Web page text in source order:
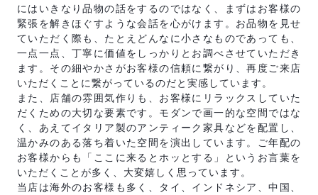
にはいきなり品物の話をするのではなく、まずはお客様の
緊張を解きほぐすような会話を心がけます。お品物を見せ
ていただく際も、たとえどんなに小さなものであっても、
一点一点、丁寧に価値をしっかりとお調べさせていただき
ます。その細やかさがお客様の信頼に繋がり、再度ご来店
いただくことに繋がっているのだと実感しています。
また、店舗の雰囲気作りも、お客様にリラックスしていた
だくための大切な要素です。モダンで画一的な空間ではな
く、あえてイタリア製のアンティーク家具などを配置し、
温かみのある落ち着いた空間を演出しています。ご年配の
お客様からも「ここに来るとホッとする」というお言葉を
いただくことが多く、大変嬉しく思っています。
当店は海外のお客様も多く、タイ、インドネシア、中国、